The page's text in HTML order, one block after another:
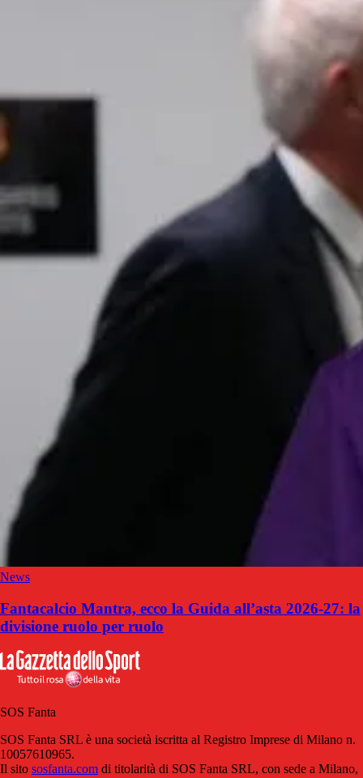
News
Fantacalcio Mantra, ecco la Guida all’asta 2026-27: la
divisione ruolo per ruolo
SOS Fanta
SOS Fanta SRL è una società iscritta al Registro Imprese di Milano n.
10057610965.
Il sito sosfanta.com di titolarità di SOS Fanta SRL, con sede a Milano,